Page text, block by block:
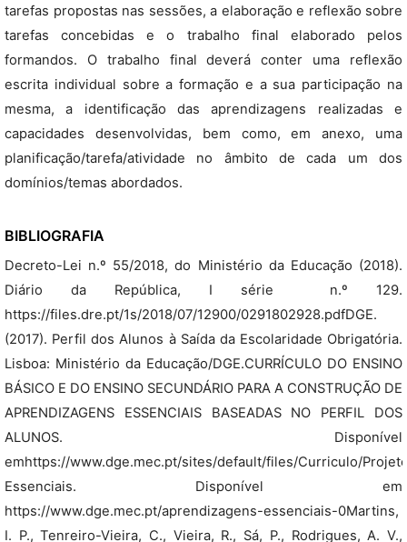
tarefas propostas nas sessões, a elaboração e reflexão sobre
tarefas concebidas e o trabalho final elaborado pelos
formandos. O trabalho final deverá conter uma reflexão
escrita individual sobre a formação e a sua participação na
mesma, a identificação das aprendizagens realizadas e
capacidades desenvolvidas, bem como, em anexo, uma
planificação/tarefa/atividade no âmbito de cada um dos
domínios/temas abordados.
BIBLIOGRAFIA
Decreto-Lei n.º 55/2018, do Ministério da Educação (2018).
Diário da República, I série  n.º 129.
https://files.dre.pt/1s/2018/07/12900/0291802928.pdfDGE.
(2017). Perfil dos Alunos à Saída da Escolaridade Obrigatória.
Lisboa: Ministério da Educação/DGE.CURRÍCULO DO ENSINO
BÁSICO E DO ENSINO SECUNDÁRIO PARA A CONSTRUÇÃO DE
APRENDIZAGENS ESSENCIAIS BASEADAS NO PERFIL DOS
ALUNOS. Disponível
emhttps://www.dge.mec.pt/sites/default/files/Curriculo/
Essenciais. Disponível em
https://www.dge.mec.pt/aprendizagens-essenciais-0Martins,
I. P., Tenreiro-Vieira, C., Vieira, R., Sá, P., Rodrigues, A. V.,